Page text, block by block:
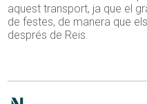
aquest transport, ja que el
de festes, de manera que
després de Reis.